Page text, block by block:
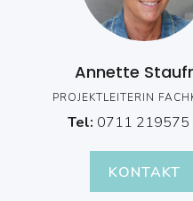
Annette
PROJEKTLEITERIN
Tel: 0711 219575
KONTAKT